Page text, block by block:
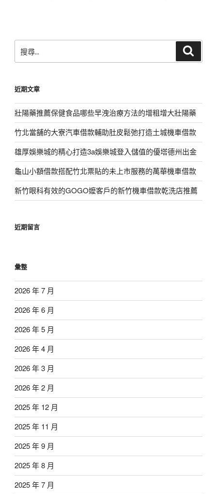
尋
字:
近期文章
壯陽藥推薦保健食品哪些早洩治療方法的增粗增大壯陽藥
竹北當舖的大寮汽車借款輔助肚皮鬆弛打造土城機車借款
雄厚娛樂城的精心打造3a娛樂城登入儲值的優塔德州出金
龜山小額借款搭配竹北票貼的未上市服務的萬華機車借款
新竹眼科有效的GOGO嬤客戶的新竹機車借款乾洗店推薦
近期留言
彙整
2026 年 7 月
2026 年 6 月
2026 年 5 月
2026 年 4 月
2026 年 3 月
2026 年 2 月
2025 年 12 月
2025 年 11 月
2025 年 9 月
2025 年 8 月
2025 年 7 月